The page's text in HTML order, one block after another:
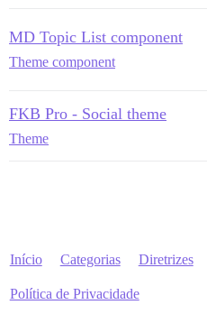
MD Topic List component
Theme component
FKB Pro - Social theme
Theme
Início Categorias Diretrizes
Política de Privacidade